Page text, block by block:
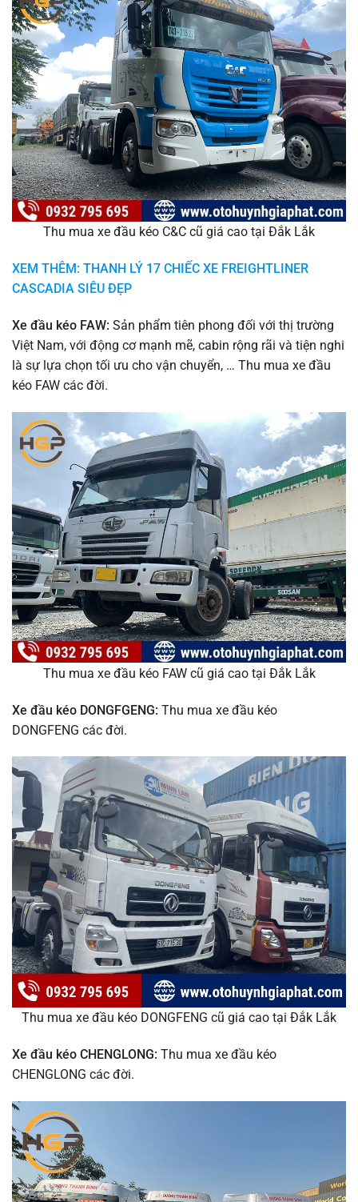
Thu mua xe đầu kéo C&C cũ giá cao tại Đắk Lắk
XEM THÊM: THANH LÝ 17 CHIẾC XE FREIGHTLINER
CASCADIA SIÊU ĐẸP
Xe đầu kéo FAW: Sản phẩm tiên phong đối với thị trường
Việt Nam, với động cơ mạnh mẽ, cabin rộng rãi và tiện nghi
là sự lựa chọn tối ưu cho vận chuyển, … Thu mua xe đầu
kéo FAW các đời.
Thu mua xe đầu kéo FAW cũ giá cao tại Đắk Lắk
Xe đầu kéo DONGFGENG: Thu mua xe đầu kéo
DONGFENG các đời.
Thu mua xe đầu kéo DONGFENG cũ giá cao tại Đắk Lắk
Xe đầu kéo CHENGLONG: Thu mua xe đầu kéo
CHENGLONG các đời.